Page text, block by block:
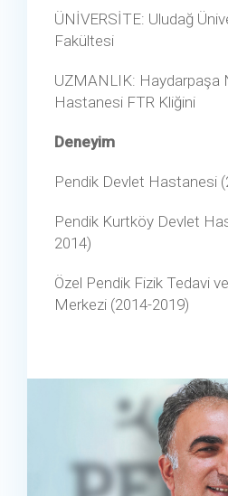
ÜNİVERSİTE: Uludağ
Fakültesi
UZMANLIK: Haydarpaşa
Hastanesi FTR Kliğini
Deneyim
Pendik Devlet Hastanesi
Pendik Kurtköy Devlet
2014)
Özel Pendik Fizik Tedavi
Merkezi (2014-2019)